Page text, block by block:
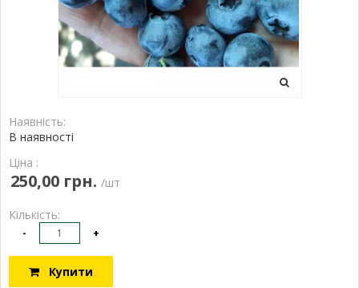
Наявність:
В наявності
Ціна :
250,00 грн. /шт
Кількість:
- +
Купити